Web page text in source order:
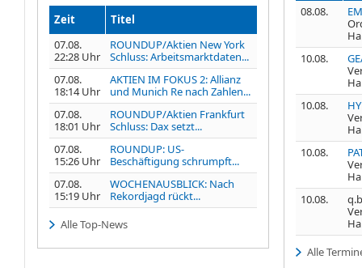
Zeit
Titel
07.08.
22:28 Uhr
ROUNDUP/Aktien New York
Schluss: Arbeitsmarktdaten...
07.08.
18:14 Uhr
AKTIEN IM FOKUS 2: Allianz
und Munich Re nach Zahlen...
07.08.
18:01 Uhr
ROUNDUP/Aktien Frankfurt
Schluss: Dax setzt...
07.08.
15:26 Uhr
ROUNDUP: US-
Beschäftigung schrumpft...
07.08.
15:19 Uhr
WOCHENAUSBLICK: Nach
Rekordjagd rückt...
Alle Top-News
08.08.
10.08.
10.08.
10.08.
10.08.
Alle